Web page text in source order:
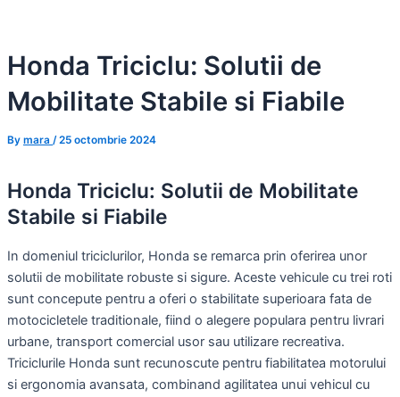
content
Honda Triciclu: Solutii de
Mobilitate Stabile si Fiabile
By mara /25 octombrie 2024
Honda Triciclu: Solutii de Mobilitate
Stabile si Fiabile
In domeniul triciclurilor, Honda se remarca prin oferirea unor
solutii de mobilitate robuste si sigure. Aceste vehicule cu trei roti
sunt concepute pentru a oferi o stabilitate superioara fata de
motocicletele traditionale, fiind o alegere populara pentru livrari
urbane, transport comercial usor sau utilizare recreativa.
Triciclurile Honda sunt recunoscute pentru fiabilitatea motorului
si ergonomia avansata, combinand agilitatea unui vehicul cu